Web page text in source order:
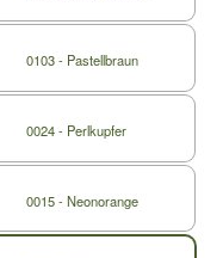
0103 - Pastellbraun
0024 - Perlkupfer
0015 - Neonorange